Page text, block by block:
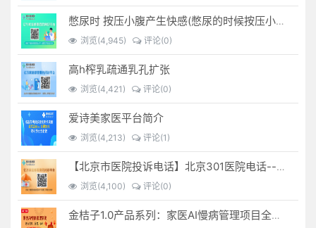
憋尿时 按压小腹产生快感(憋尿的时候按压小腹是什么感觉)
浏览(4,945) 评论(0)
高h榨乳疏通乳孔扩张
浏览(4,421) 评论(0)
爱诗美家医平台简介
浏览(4,213) 评论(1)
【北京市医院投诉电话】北京301医院电话--(北京301医院投诉电话多少)
浏览(4,100) 评论(0)
金桔子1.0产品系列：家医AI慢病管理项目全国招募区域合伙人，低投入，高回报，长收益